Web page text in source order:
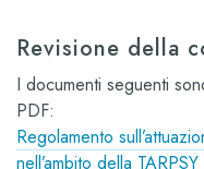
Revisione della
I documenti seguenti
PDF:
Regolamento
nell’ambito della TARPSY